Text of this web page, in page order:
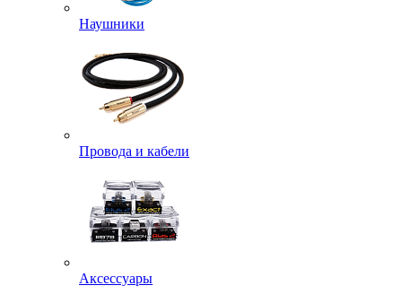
Наушники
Провода и кабели
Аксессуары